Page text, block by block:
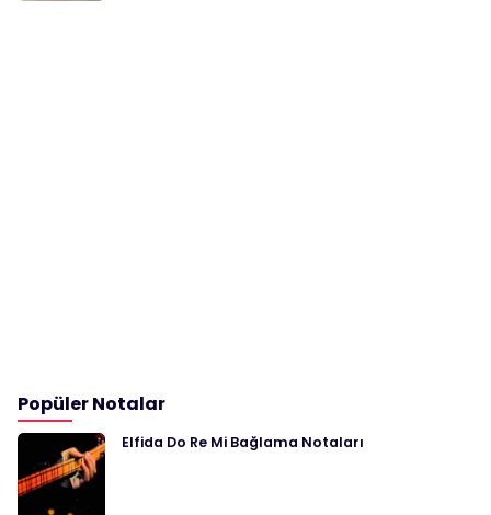
Popüler Notalar
Elfida Do Re Mi Bağlama Notaları